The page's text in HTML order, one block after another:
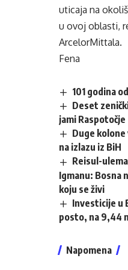
uticaja na
u ovoj oblasti,
ArcelorMittala.
Fena
101 godina
Deset
jami Raspotočje
Duge
na izlazu iz BiH
Reisul-
Igmanu: Bosna
koju se živi
Investicije u
posto, na 9,44
Napomena